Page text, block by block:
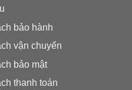
bảo hành
vận chuyển
bảo mật
thanh toán